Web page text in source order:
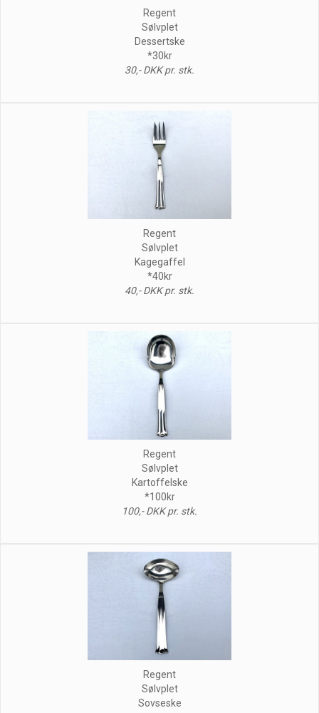
Regent
Sølvplet
Dessertske
*30kr
30,- DKK pr. stk.
Regent
Sølvplet
Kagegaffel
*40kr
40,- DKK pr. stk.
Regent
Sølvplet
Kartoffelske
*100kr
100,- DKK pr. stk.
Regent
Sølvplet
Sovseske